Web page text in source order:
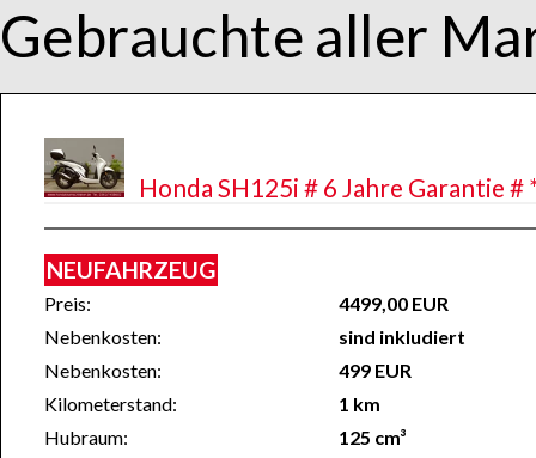
Gebrauchte aller
Honda SH125i # 6 Jahre Garantie #
NEUFAHRZEUG
Preis:
4499,00 EUR
Nebenkosten:
sind inkludiert
Nebenkosten:
499 EUR
Kilometerstand:
1 km
Hubraum:
125 cm³